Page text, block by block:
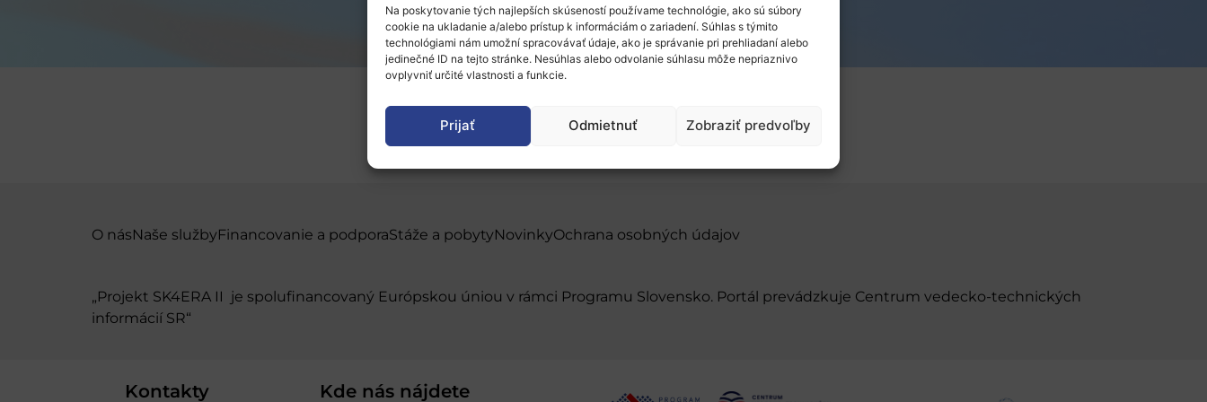
Na poskytovanie tých najlepších skúseností používame technológie, ako sú súbory
cookie na ukladanie a/alebo prístup k informáciám o zariadení. Súhlas s týmito
technológiami nám umožní spracovávať údaje, ako je správanie pri prehliadaní alebo
jedinečné ID na tejto stránke. Nesúhlas alebo odvolanie súhlasu môže nepriaznivo
ovplyvniť určité vlastnosti a funkcie.
Prijať Odmietnuť Zobraziť predvoľby
O násNaše službyFinancovanie a podporaStáže a pobytyNovinkyOchrana osobných údajov
„Projekt SK4ERA II je spolufinancovaný Európskou úniou v rámci Programu Slovensko. Portál prevádzkuje Centrum vedecko-technických
informácií SR“
Kontakty Kde nás nájdete